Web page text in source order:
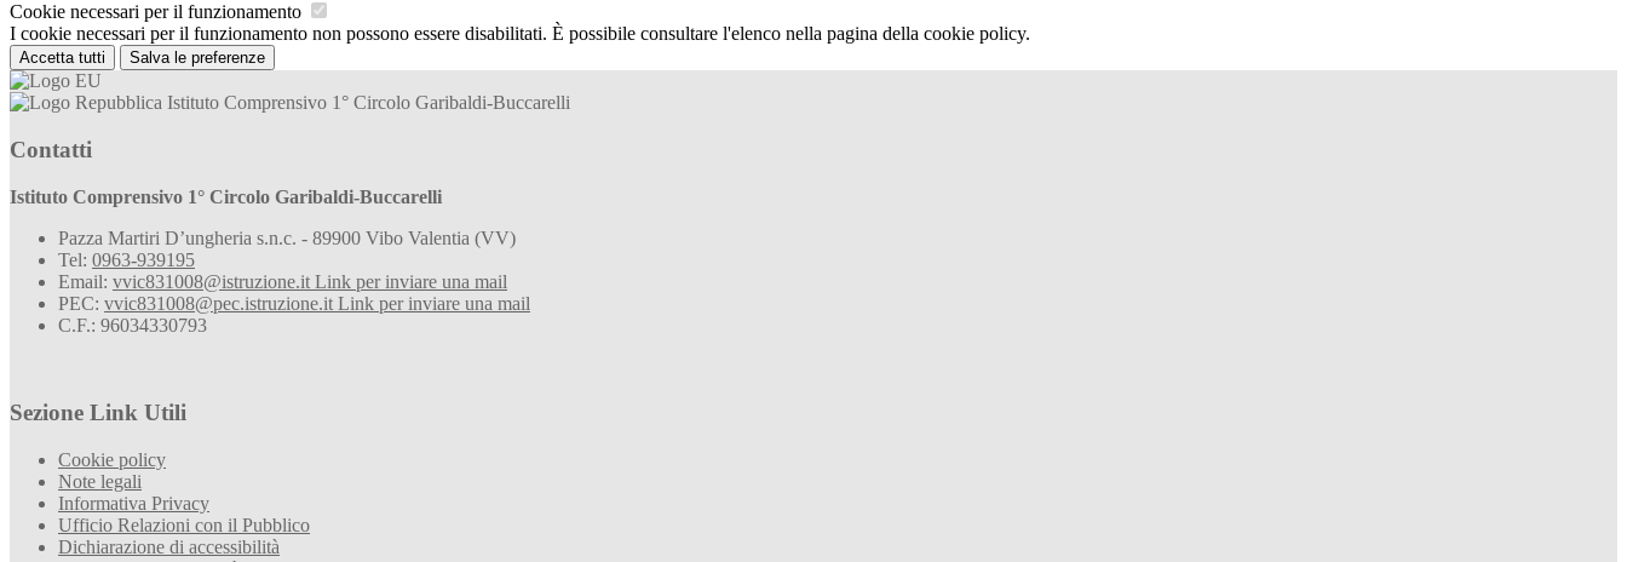
Cookie necessari per il funzionamento
I cookie necessari per il funzionamento non possono essere disabilitati. È possibile consultare l'elenco nella pagina della cookie policy.
Accetta tutti Salva le preferenze
Istituto Comprensivo 1° Circolo Garibaldi-Buccarelli
Contatti
Istituto Comprensivo 1° Circolo Garibaldi-Buccarelli
Pazza Martiri D’ungheria s.n.c. - 89900 Vibo Valentia (VV)
Tel: 0963-939195
Email: vvic831008@istruzione.it Link per inviare una mail
PEC: vvic831008@pec.istruzione.it Link per inviare una mail
C.F.: 96034330793
Sezione Link Utili
Cookie policy
Note legali
Informativa Privacy
Ufficio Relazioni con il Pubblico
Dichiarazione di accessibilità